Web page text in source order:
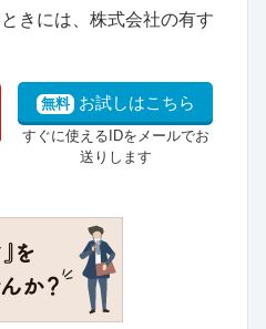
きには、株式会社の有す
無料 お試しはこちら
すぐに使えるIDをメールでお
送りします